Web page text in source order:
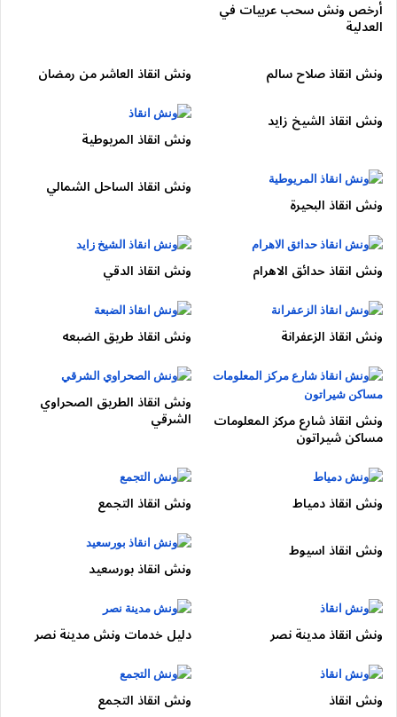
علاوة على ذلك، يتم التعامل مع جميع أنواع السيارات، سواء كانت
وكلاسكية.
خدمات ونش سيارات مدينة نصر
من ناحية أخرى، لا تقتصر الخدمة على سحب السيارات فقط، بل
تشمل مجموعة متكاملة من الحلول.
سحب سيارات مدينة نصر المتعطلة
01050053007، حيث يتم نقل السيارة إلى أقرب مركز صيانة بأمان
تام.
إنقاذ السيارات الحوادث وشراء السيارات
الحوادث في مدينة نصر
كذلك نوفر خدمة رفع السيارات المتضررة من الحوادث في شوارع
مدينة نصر باستخدام أوناش حديثة، وبالتالي يتم تجنب أي تكدث او
زحام مروري واي أضرار إضافية واذا رغبت في بيع سيارتك ال.
المساعدة على طرق مدينة نصر
تغيير الإطارات
توصيل الوقود
فتح السيارات المغلقة شرط وجود اثبات ملكية
أرخص ونش سحب عربيات في
العدلية
ونش انقاذ صلاح سالم
ونش انقاذ العاشر من رمضان
ونش انقاذ الشيخ زايد
ونش انقاذ المريوطية
ونش انقاذ البحيرة
ونش انقاذ الساحل الشمالي
ونش انقاذ حدائق الاهرام ونش انقاذ الدقي
ونش انقاذ الزعفرانة ونش انقاذ طريق الضبعه
ونش انقاذ شارع مركز المعلومات
مساكن شيراتون
ونش انقاذ الطريق الصحراوي
الشرقي
ونش انقاذ دمياط
ونش انقاذ التجمع
ونش انقاذ اسيوط
ونش انقاذ بورسعيد
ونش انقاذ مدينة نصر دليل خدمات ونش مدينة نصر